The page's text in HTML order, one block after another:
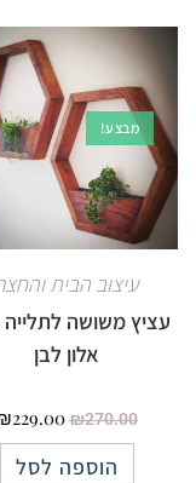
מבצע!
עיצוב הבית והחצר
עציץ משושה
אלון לבן
₪270.00
229.00
הוספה לסל